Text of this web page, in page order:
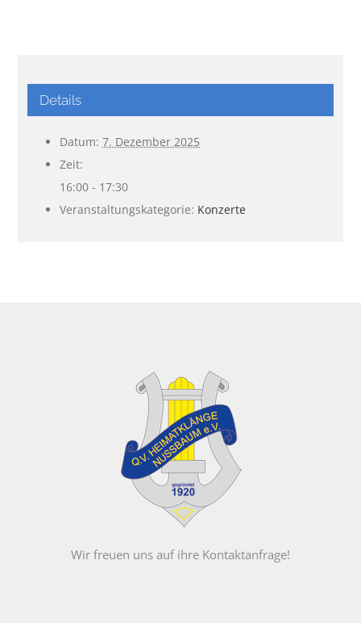
Details
Datum: 7. Dezember 2025
Zeit:
16:00 - 17:30
Veranstaltungskategorie: Konzerte
Wir freuen uns auf ihre Kontaktanfrage!